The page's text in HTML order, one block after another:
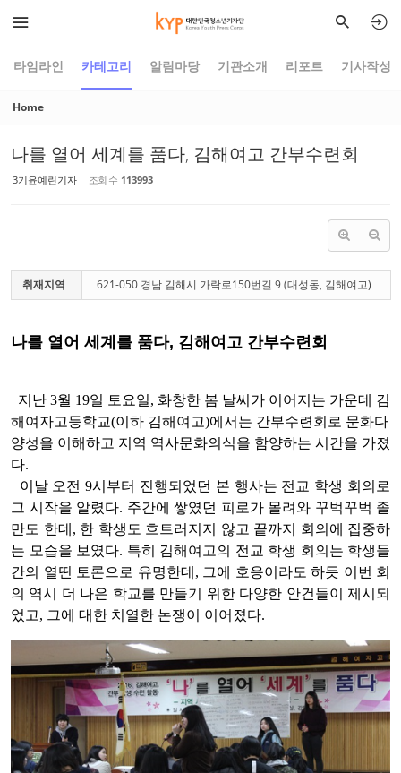
타임라인 카테고리 알림마당 기관소개 리포트 기사작성
Home
나를 열어 세계를 품다, 김해여고 간부수련회
3기윤예린기자 조회 수 113993
취재지역 621-050 경남 김해시 가락로150번길 9 (대성동, 김해여고)
나를 열어 세계를 품다, 김해여고 간부수련회
지난 3월 19일 토요일, 화창한 봄 날씨가 이어지는 가운데 김
해여자고등학교(이하 김해여고)에서는 간부수련회로 문화다
양성을 이해하고 지역 역사문화의식을 함양하는 시간을 가졌
다.
이날 오전 9시부터 진행되었던 본 행사는 전교 학생 회의로
그 시작을 알렸다. 주간에 쌓였던 피로가 몰려와 꾸벅꾸벅 졸
만도 한데, 한 학생도 흐트러지지 않고 끝까지 회의에 집중하
는 모습을 보였다. 특히 김해여고의 전교 학생 회의는 학생들
간의 열띤 토론으로 유명한데, 그에 호응이라도 하듯 이번 회
의 역시 더 나은 학교를 만들기 위한 다양한 안건들이 제시되
었고, 그에 대한 치열한 논쟁이 이어졌다.
Sketchbook5, 스케치북5